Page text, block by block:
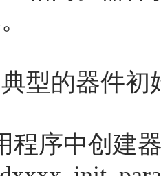
型的器件
程序中创建